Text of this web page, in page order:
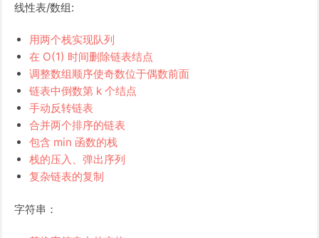
线性表/数组:
用两个栈实现队列
在 O(1) 时间删除链表结点
调整数组顺序使奇数位于偶数前面
链表中倒数第 k 个结点
手动反转链表
合并两个排序的链表
包含 min 函数的栈
栈的压入、弹出序列
复杂链表的复制
字符串：